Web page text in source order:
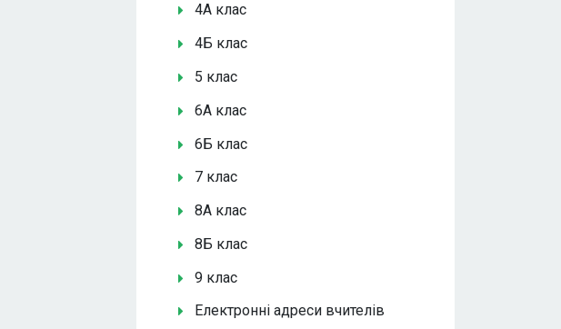
4А клас
4Б клас
5 клас
6А клас
6Б клас
7 клас
8А клас
8Б клас
9 клас
Електронні адреси вчителів